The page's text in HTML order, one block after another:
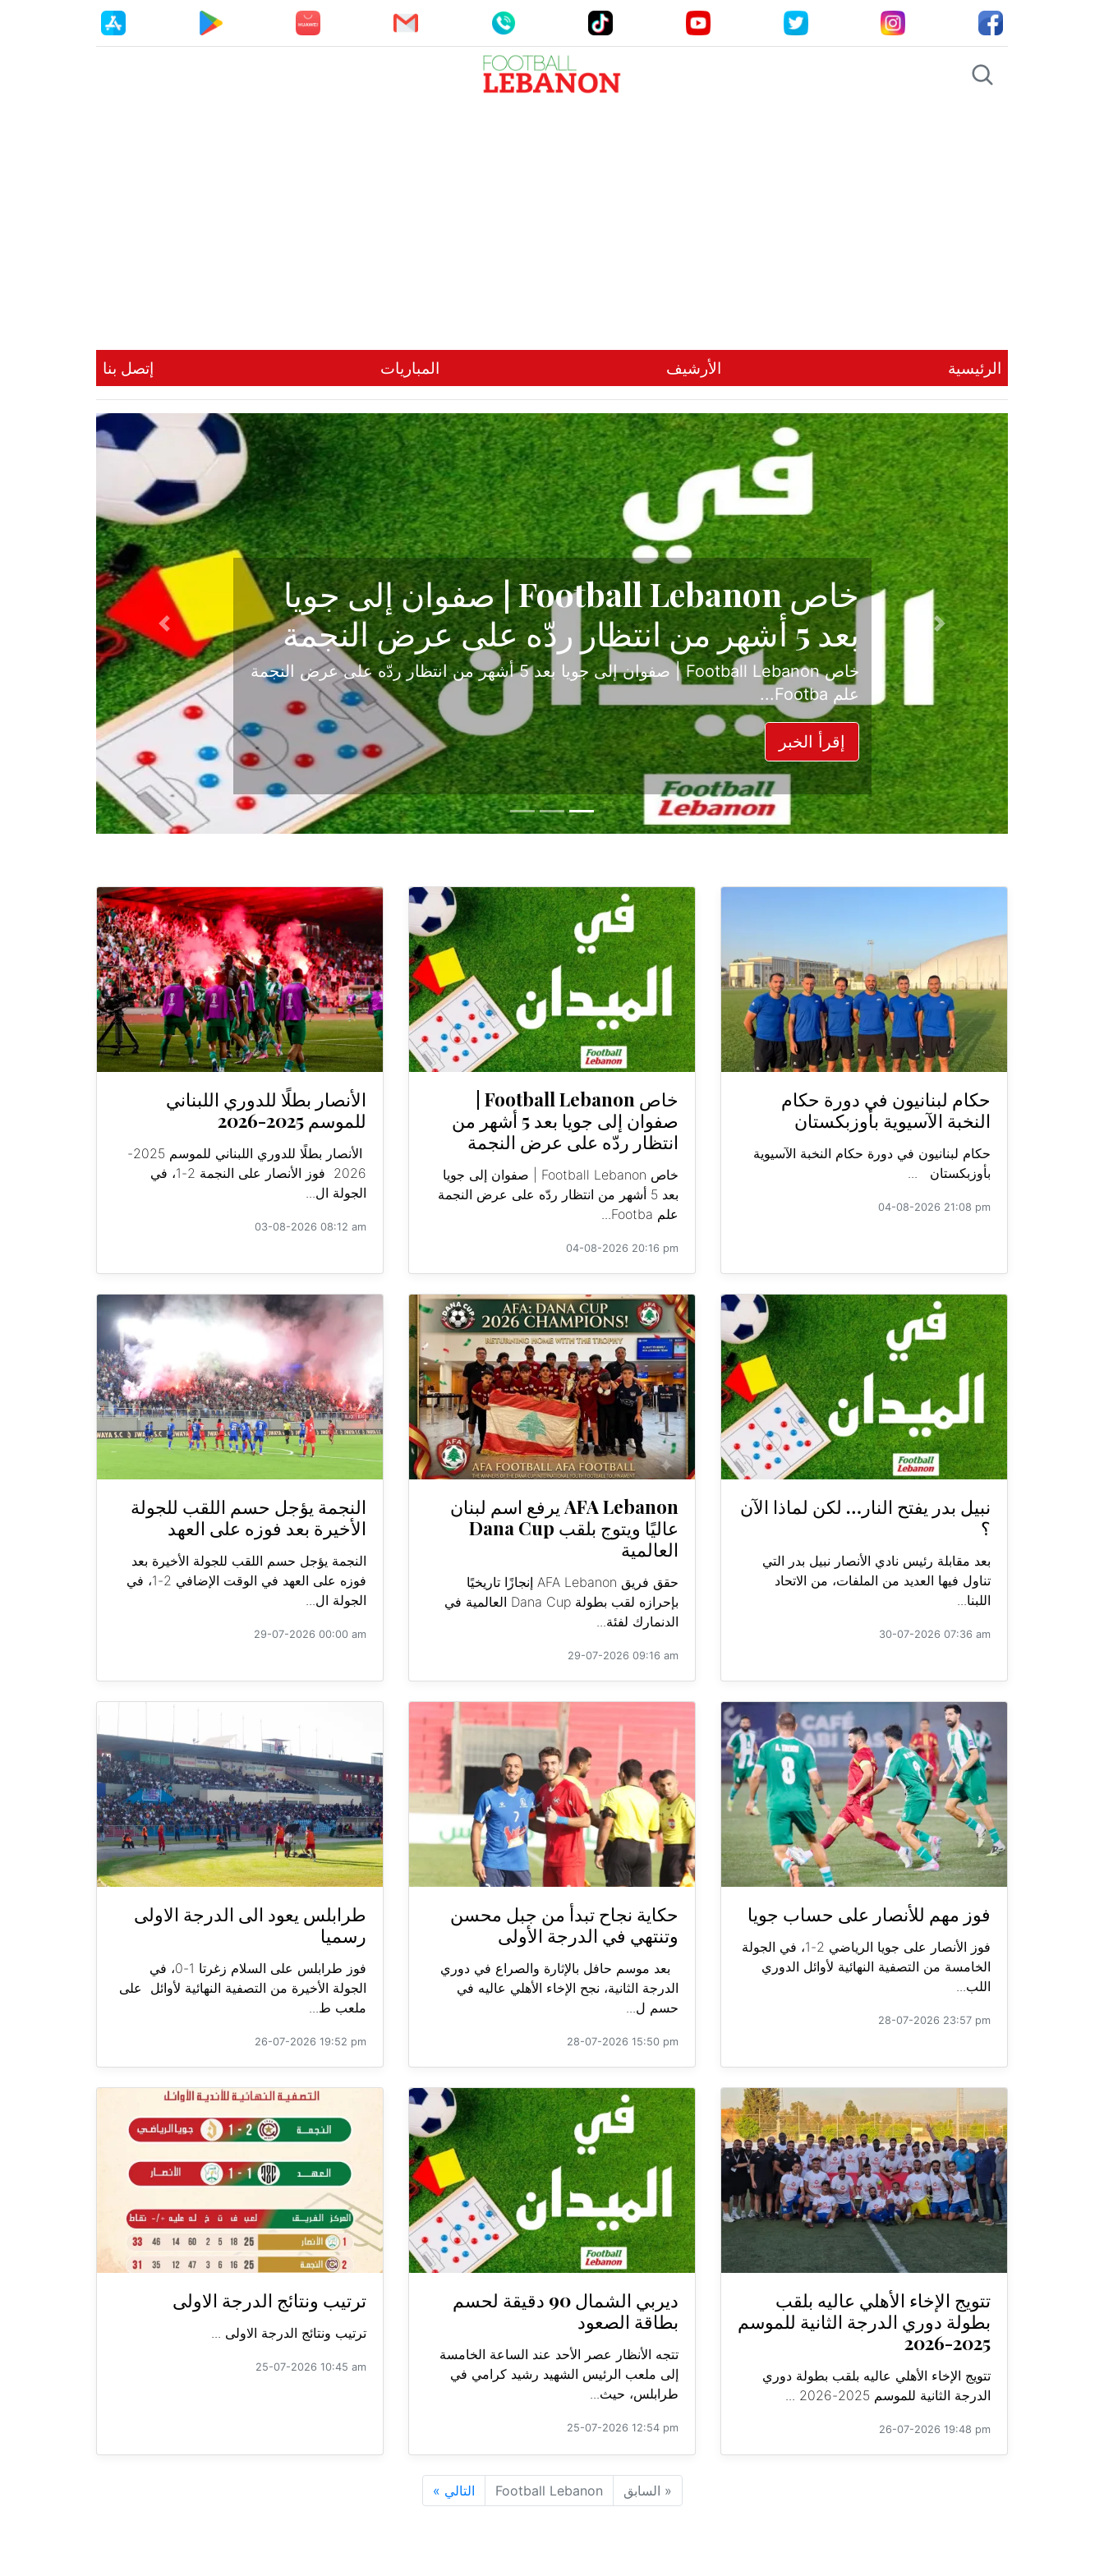
الرئيسية الأرشيف المباريات إتصل بنا
حكاية نجاح تبدأ من جبل محسن وتنتهي في
الدرجة الأولى
بعد موسم حافل بالإثارة والصراع في دوري الدرجة الثانية، نجح الإخاء الأهلي عاليه في
حسم ل...
إقرأ الخبر
Previous
Next
حكام لبنانيون في دورة حكام
النخبة الآسيوية بأوزبكستان
حكام لبنانيون في دورة حكام النخبة الآسيوية
بأوزبكستان ...
04-08-2026 21:08 pm
صفوان إلى جويا بعد 5 أشهر من
انتظار ردّه على عرض النجمة
خاص Football Lebanon | صفوان إلى جويا
بعد 5 أشهر من انتظار ردّه على عرض النجمة
علم Footba...
04-08-2026 20:16 pm
الأنصار بطلًا للدوري اللبناني
للموسم 2025-2026
الأنصار بطلًا للدوري اللبناني للموسم 2025-
2026 فوز الأنصار على النجمة 2-1، في
الجولة ال...
03-08-2026 08:12 am
نبيل بدر يفتح النار… لكن لماذا الآن
؟
بعد مقابلة رئيس نادي الأنصار نبيل بدر التي
تناول فيها العديد من الملفات، من الاتحاد
اللبنا...
30-07-2026 07:36 am
AFA Lebanon يرفع اسم لبنان
عاليًا ويتوج بلقب Dana Cup
العالمية
حقق فريق AFA Lebanon إنجازًا تاريخيًا
بإحرازه لقب بطولة Dana Cup العالمية في
الدنمارك لفئة...
29-07-2026 09:16 am
النجمة يؤجل حسم اللقب للجولة
الأخيرة بعد فوزه على العهد
النجمة يؤجل حسم اللقب للجولة الأخيرة بعد
فوزه على العهد في الوقت الإضافي 2-1، في
الجولة ال...
29-07-2026 00:00 am
فوز مهم للأنصار على حساب جويا
فوز الأنصار على جويا الرياضي 2-1، في الجولة
الخامسة من التصفية النهائية لأوائل الدوري
اللب...
28-07-2026 23:57 pm
حكاية نجاح تبدأ من جبل محسن
وتنتهي في الدرجة الأولى
بعد موسم حافل بالإثارة والصراع في دوري
الدرجة الثانية، نجح الإخاء الأهلي عاليه في
حسم ل...
28-07-2026 15:50 pm
طرابلس يعود الى الدرجة الاولى
رسميا
فوز طرابلس على السلام زغرتا 1-0، في
الجولة الأخيرة من التصفية النهائية لأوائل على
ملعب ط...
26-07-2026 19:52 pm
تتويج الإخاء الأهلي عاليه بلقب
بطولة دوري الدرجة الثانية للموسم
2025-2026
تتويج الإخاء الأهلي عاليه بلقب بطولة دوري
الدرجة الثانية للموسم 2025-2026 ...
26-07-2026 19:48 pm
ديربي الشمال 90 دقيقة لحسم
بطاقة الصعود
تتجه الأنظار عصر الأحد عند الساعة الخامسة
إلى ملعب الرئيس الشهيد رشيد كرامي في
طرابلس، حيث...
25-07-2026 12:54 pm
ترتيب ونتائج الدرجة الاولى
ترتيب ونتائج الدرجة الاولى ...
25-07-2026 10:45 am
« السابق Football Lebanon التالي »